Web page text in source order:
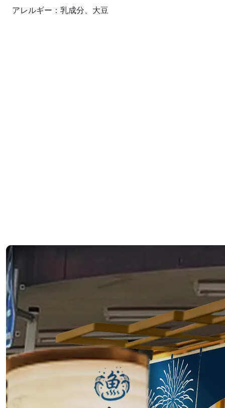
アレルギー：乳成分、大豆